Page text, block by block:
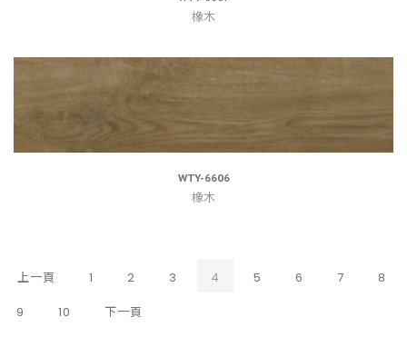
橡木
WTY-6606
橡木
上一頁 1 2 3 4 (CURRENT)
5 6 7
8
9
10 下一頁